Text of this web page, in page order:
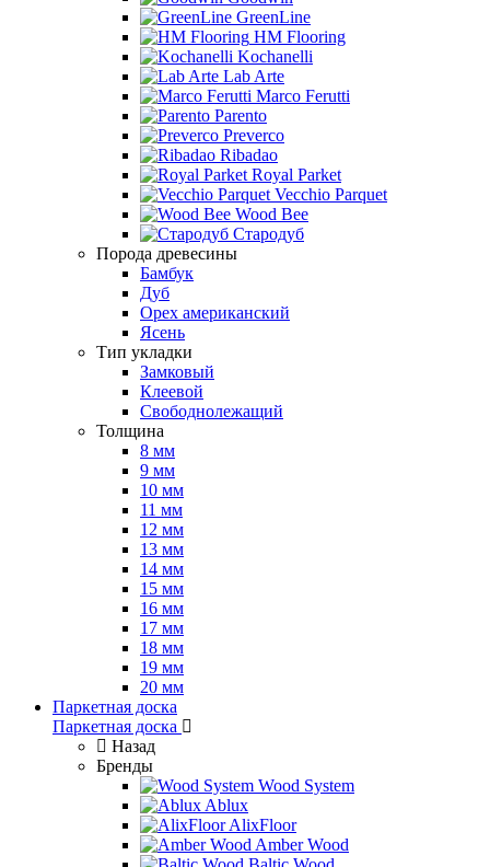
GreenLine
HM Flooring
Kochanelli
Lab Arte
Marco Ferutti
Parento
Preverco
Ribadao
Royal Parket
Vecchio Parquet
Wood Bee
Стародуб
Порода древесины
Бамбук
Дуб
Орех американский
Ясень
Тип укладки
Замковый
Клеевой
Свободнолежащий
Толщина
8 мм
9 мм
10 мм
11 мм
12 мм
13 мм
14 мм
15 мм
16 мм
17 мм
18 мм
19 мм
20 мм
Паркетная доска
Паркетная доска
Назад
Бренды
Wood System
Ablux
AlixFloor
Amber Wood